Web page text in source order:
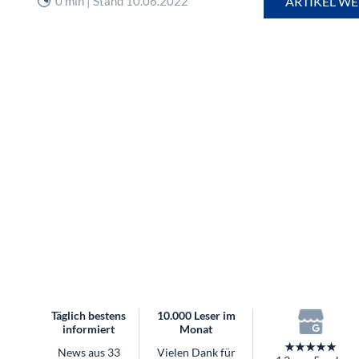
Täglich bestens
informiert
News aus 33
10.000 Leser im
Monat
Vielen Dank für
★★★★★